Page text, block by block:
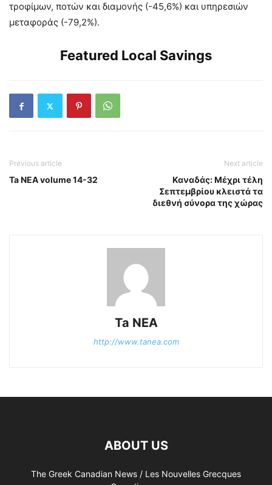
τροφίμων, ποτών και διαμονής (-45,6%) και υπηρεσιών
μεταφοράς (-79,2%).
Featured Local Savings
Previous article
Ta NEA volume 14-32
Next article
Καναδάς: Μέχρι τέλη
Σεπτεμβρίου κλειστά τα
διεθνή σύνορα της χώρας
Ta NEA
http://www.tanea.com
ABOUT US
The Greek Canadian News / Les Nouvelles Grecques